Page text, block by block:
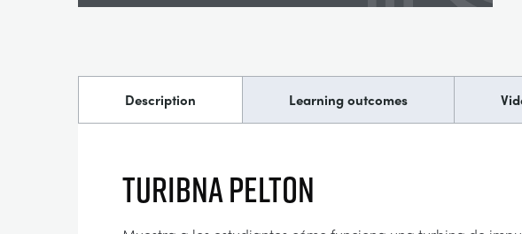
Description Learning outcomes
TURIBNA PELTON